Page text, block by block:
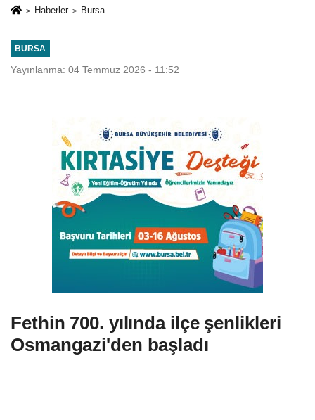
Haberler Bursa
BURSA
Yayınlanma: 04 Temmuz 2026 - 11:52
Fethin 700. yılında ilçe şenlikleri
Osmangazi'den başladı